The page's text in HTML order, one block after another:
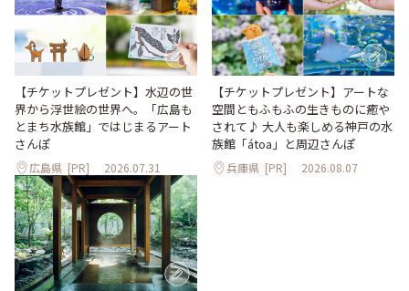
【チケットプレゼント】水辺の世
界から浮世絵の世界へ。「広島も
とまち水族館」ではじまるアート
さんぽ
広島県 [PR] 2026.07.31
【チケットプレゼント】アートな
空間ともふもふの生きものに癒や
されて♪ 大人も楽しめる神戸の水
族館「átoa」と周辺さんぽ
兵庫県 [PR] 2026.08.07